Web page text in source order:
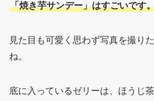
「焼き芋サンデー」はすごいです
見た目も可愛く思わず写真を撮り
ね。
底に入っているゼリーは、ほうじ